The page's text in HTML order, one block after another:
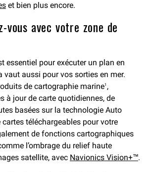
et bien plus encore.
vous avec votre zone de
essentiel pour exécuter un plan en
vaut aussi pour vos sorties en mer.
de cartographie marine1 ,
à jour de carte quotidiennes, de
basées sur la technologie Auto
cartes téléchargeables pour votre
de fonctions cartographiques
l’ombrage du relief haute
satellite, avec Navionics Vision+™.